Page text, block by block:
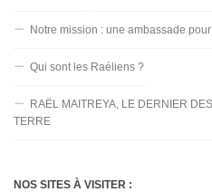
Notre mission : une ambassade
Qui sont les Raéliens ?
RAËL MAITREYA, LE DERNIER
TERRE
NOS SITES À VISITER :